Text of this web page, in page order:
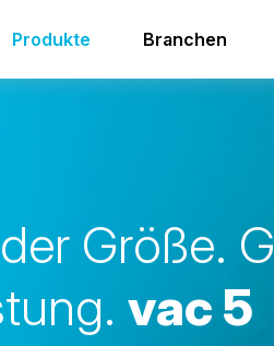
Produkte Branchen
der Größe. G
tung. vac5